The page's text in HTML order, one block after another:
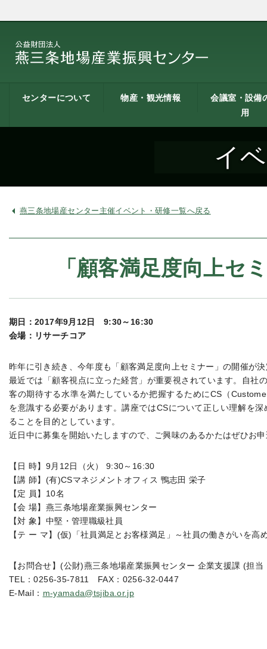
センターについて 物産・観光情報
会議室・設備
用
にあたって
イ
燕三条地場産センター主催イベント・研修一覧へ戻る
「顧客満足度向上セ
期日：2017年9月12日 9:30～16:30
会場：リサーチコア
昨年に引き続き、今年度も「顧客満足度向上セミナー」の開催が
最近では「顧客視点に立った経営」が重要視されています。自社
客の期待する水準を満たしているか把握するためにCS（
を意識する必要があります。講座ではCSについて正しい理解を
ることを目的としています。
近日中に募集を開始いたしますので、ご興味のあるかたはぜひお
【日 時】9月12日（火） 9:30～16:30
【講 師】(有)CSマネジメントオフィス 鴨志田 栄子
【定 員】10名
【会 場】燕三条地場産業振興センター
【対 象】中堅・管理職級社員
【テ ー マ】(仮)「社員満足とお客様満足」～社員の働きがいを高
【お問合せ】(公財)燕三条地場産業振興センター 企業支援課 (担当
TEL：0256-35-7811 FAX：0256-32-0447
E-Mail： m-yamada@tsjiba.or.jp